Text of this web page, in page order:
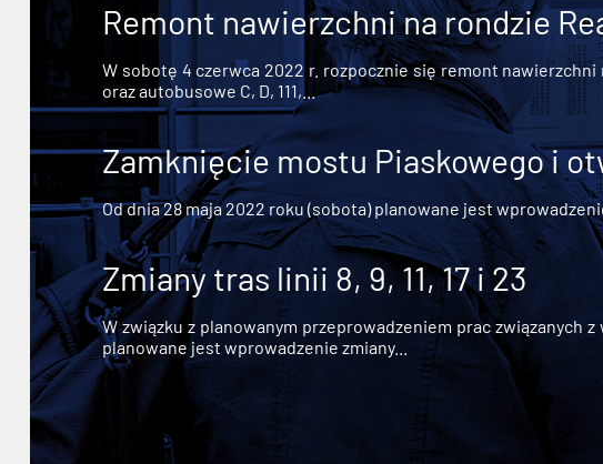
Remont nawierzchni na rondzie
W sobotę 4 czerwca 2022 r. rozpocznie się remont nawierzchni
oraz autobusowe C, D, 111,...
Zamknięcie mostu Piaskowego i
Od dnia 28 maja 2022 roku (sobota) planowane jest
Zmiany tras linii 8, 9, 11, 17 i 23
W związku z planowanym przeprowadzeniem prac związanych
planowane jest wprowadzenie zmiany...